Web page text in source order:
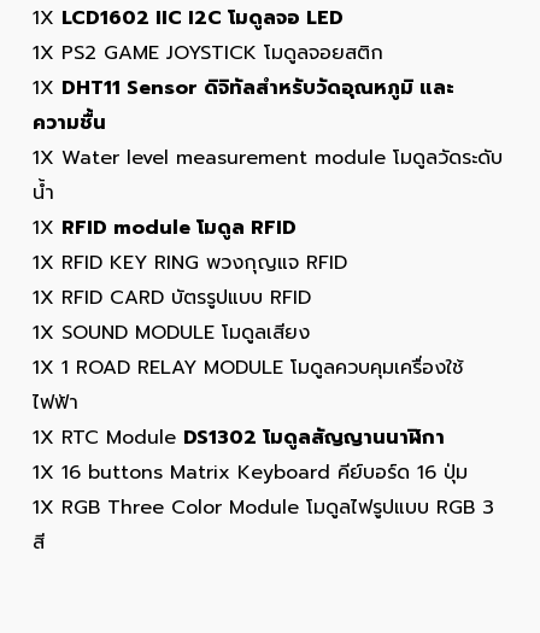
1X LCD1602 IIC I2C โมดูลจอ LED
1X PS2 GAME JOYSTICK โมดูลจอยสติก
1X DHT11 Sensor ดิจิทัลสำหรับวัดอุณหภูมิ และ
ความชื้น
1X Water level measurement module โมดูลวัดระดับ
น้ำ
1X RFID module โมดูล RFID
1X RFID KEY RING พวงกุญแจ RFID
1X RFID CARD บัตรรูปแบบ RFID
1X SOUND MODULE โมดูลเสียง
1X 1 ROAD RELAY MODULE โมดูลควบคุมเครื่องใช้
ไฟฟ้า
1X RTC Module DS1302 โมดูลสัญญานนาฬิกา
1X 16 buttons Matrix Keyboard คีย์บอร์ด 16 ปุ่ม
1X RGB Three Color Module โมดูลไฟรูปแบบ RGB 3
สี